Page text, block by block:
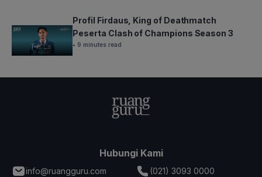
Profil Firdaus, King of Deathmatch
Peserta Clash of Champions Season 3
• 9 minutes read
Hubungi Kami
info@ruangguru.com
(021) 3093 0000